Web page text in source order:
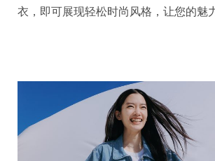
衣，即可展现轻松时尚风格，让您的魅